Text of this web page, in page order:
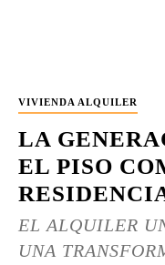
VIVIENDA ALQUILER
LA
EL PISO
EL ALQUILER
UNA